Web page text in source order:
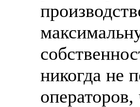
никогда не